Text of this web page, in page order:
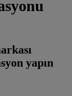
yapın